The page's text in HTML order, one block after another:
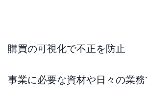
購買の可視化で不正を防止
事業に必要な資材や日々の業